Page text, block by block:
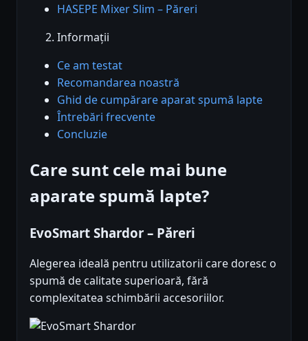
HASEPE Mixer Slim – Păreri
Informații
Ce am testat
Recomandarea noastră
Ghid de cumpărare aparat spumă lapte
Întrebări frecvente
Concluzie
Care sunt cele mai bune
aparate spumă lapte?
EvoSmart Shardor – Păreri
Alegerea ideală pentru utilizatorii care doresc o
spumă de calitate superioară, fără
complexitatea schimbării accesoriilor.